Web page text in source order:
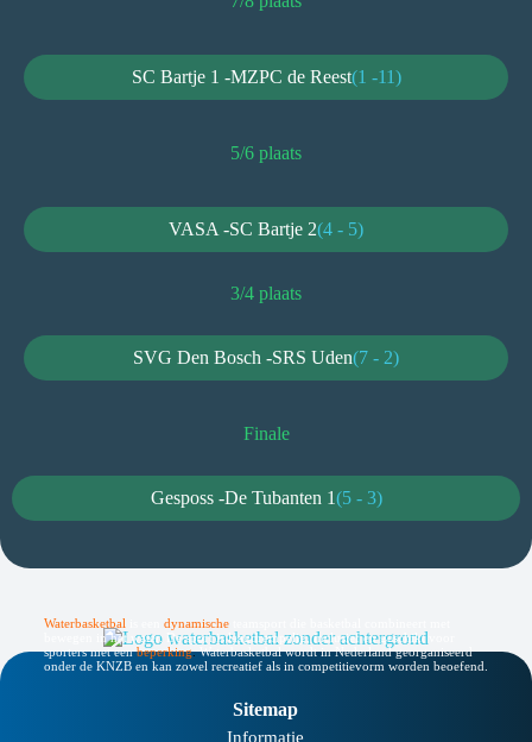
SC Bartje 1 -MZPC de Reest(1 -11)
5/6 plaats
VASA -SC Bartje 2(4 - 5)
3/4 plaats
SVG Den Bosch -SRS Uden(7 - 2)
Finale
Gesposs -De Tubanten 1(5 - 3)
Waterbasketbal dynamische
bewegen in het water. De sport is laagdrempelig, inclusief en geschikt voor
sporters met een beperking.Waterbasketbal wordt in Nederland georganiseerd
onder de KNZB en kan zowel recreatief als in competitievorm worden beoefend.
Sitemap
Informatie